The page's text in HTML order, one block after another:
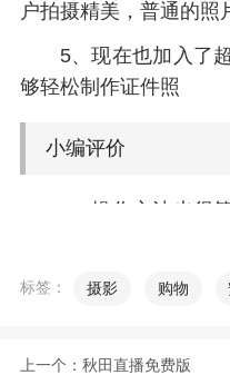
户拍摄精美，普通的照
5、现在也加入了
够轻松制作证件照
小编评价
1、操作方法也很
2、在全能证件照
标签： 摄影 购物
上一个： 秋田直播免费版